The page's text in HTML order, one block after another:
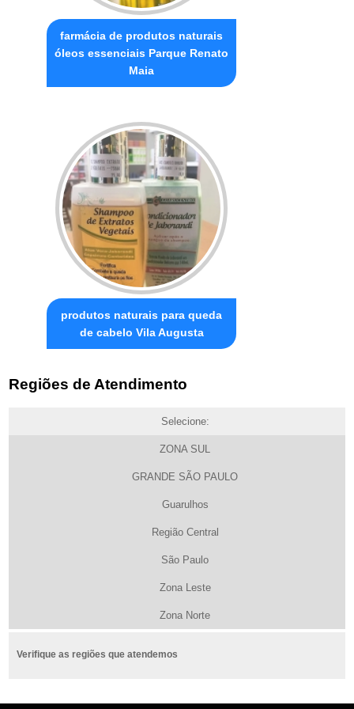
farmácia de produtos naturais
óleos essenciais Parque Renato
Maia
produtos naturais para queda
de cabelo Vila Augusta
Regiões de Atendimento
Selecione:
ZONA SUL
GRANDE SÃO PAULO
Guarulhos
Região Central
São Paulo
Zona Leste
Zona Norte
Verifique as regiões que atendemos